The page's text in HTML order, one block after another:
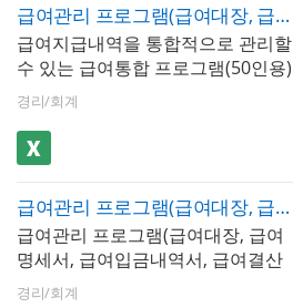
입력 가능하며, 근로소득세, 4대보
험 등 공제내역이 자동 계산됩니다.
엑셀 파일 내 [최신 업데이트]버튼을
클릭하면 매년 개정되는 4대보험요
업데이트 됩니다. ✅ 프로그램 핵심
구성- 대시보드 : 전체 급여 현황을
연도 총 급여 지급액, 4대 보험료 합
계, 근로소득세 합계, 부서별 인원
현황, 전월 대비 급여 증감 등 핵심
인건비 지표를 시각화- 급여대장 :
급여관리 프로그램(급여대장, 급여명세서, 급여입금내역서, 재직증명서, 퇴직증명서)(50인용)
급여지급내역을 통합적으로 관리할
수 있는 급여통합 프로그램(50인용)
입니다. 급여내역을 월별로 입력, 저
장, 검색할 수 있습니다. 4대보험이
자동계산(소득세, 주민세, 고용보험,
국민연금, 건강보험, 장기요양보험)
최대 20개까지 추가할 수 있습니다.
저장된 급여내역은 급여대장, 급여
명세서, 급여입금내역서 시트에서
자동으로 불러올 수 있습니다. 사원
경리/회계
급여관리 프로그램(급여대장, 급여명세서, 급여입금내역서, 급여결산보고서, 재직증명서, 근로계약서)(4대보험수기입력)
급여관리 프로그램(급여대장, 급여
명세서, 급여입금내역서, 급여결산
보고서, 재직증명서, 근로계약서)엑
경리/회계